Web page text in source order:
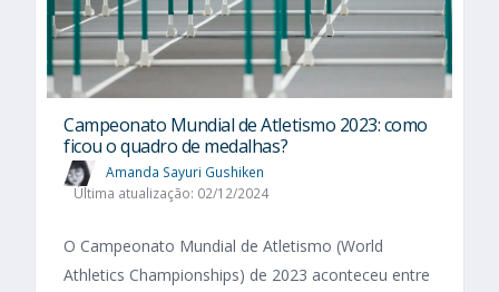
Campeonato Mundial de Atletismo 2023: como
ficou o quadro de medalhas?
Amanda Sayuri Gushiken
Última atualização: 02/12/2024
O Campeonato Mundial de Atletismo (World
Athletics Championships) de 2023 aconteceu entre